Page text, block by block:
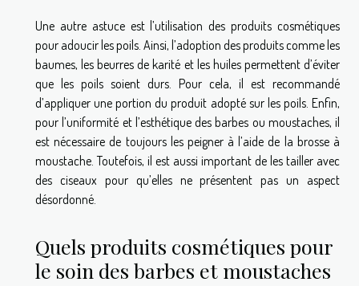
Une autre astuce est l’utilisation des produits cosmétiques
pour adoucir les poils. Ainsi, l’adoption des produits comme les
baumes, les beurres de karité et les huiles permettent d’éviter
que les poils soient durs. Pour cela, il est recommandé
d’appliquer une portion du produit adopté sur les poils. Enfin,
pour l’uniformité et l’esthétique des barbes ou moustaches, il
est nécessaire de toujours les peigner à l’aide de la brosse à
moustache. Toutefois, il est aussi important de les tailler avec
des ciseaux pour qu’elles ne présentent pas un aspect
désordonné.
Quels produits cosmétiques pour
le soin des barbes et moustaches